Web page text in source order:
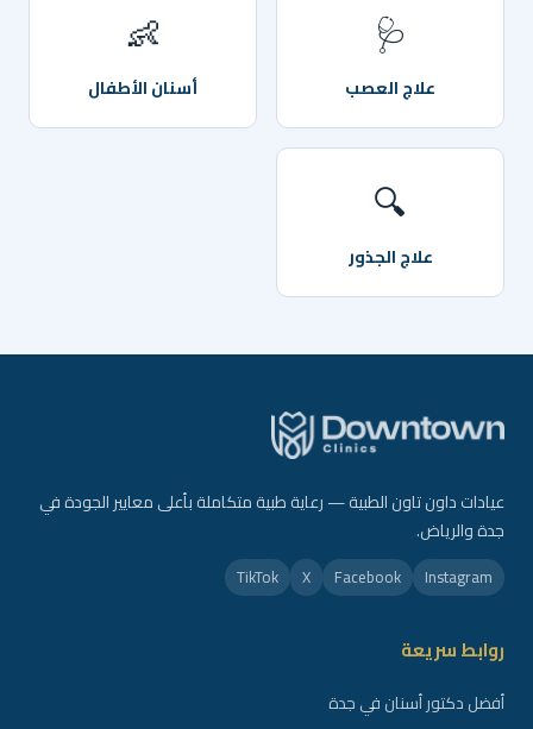
🩺
علاج العصب
👶
أسنان الأطفال
🔍
علاج الجذور
عيادات داون تاون الطبية — رعاية طبية متكاملة بأعلى معايير الجودة في
جدة والرياض.
Instagram
Facebook
X
TikTok
روابط سريعة
أفضل دكتور أسنان في جدة